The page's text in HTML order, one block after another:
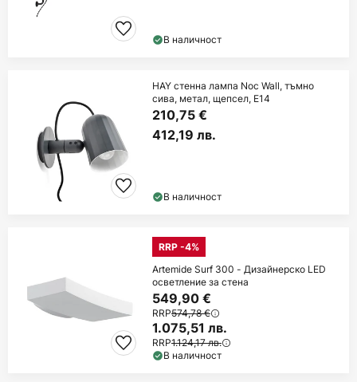
В наличност
HAY стенна лампа Noc Wall, тъмно
сива, метал, щепсел, E14
210,75 €
412,19 лв.
В наличност
RRP -4%
Artemide Surf 300 - Дизайнерско LED
осветление за стена
549,90 €
RRP574,78 €
1.075,51 лв.
RRP1.124,17 лв.
В наличност